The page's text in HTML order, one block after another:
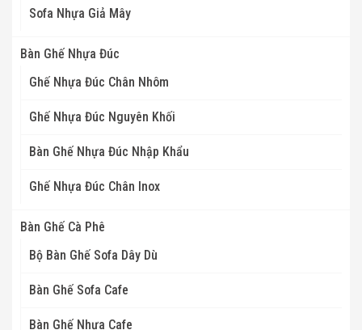
Sofa Nhựa Giả Mây
Bàn Ghế Nhựa Đúc
Ghế Nhựa Đúc Chân Nhôm
Ghế Nhựa Đúc Nguyên Khối
Bàn Ghế Nhựa Đúc Nhập Khẩu
Ghế Nhựa Đúc Chân Inox
Bàn Ghế Cà Phê
Bộ Bàn Ghế Sofa Dây Dù
Bàn Ghế Sofa Cafe
Bàn Ghế Nhựa Cafe